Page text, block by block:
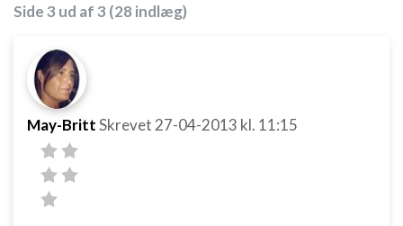
Side 3 ud af 3 (28 indlæg)
May-BrittSkrevet 27-04-2013 kl. 11:15